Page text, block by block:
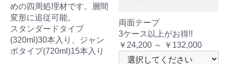
めの四周処理材です。層間
変形に追従可能。
スタンダードタイプ
(320ml)30本入り、ジャン
ボタイプ(720ml)15本入り
両面テープ
3ケース以上がお得!!
￥24,200 ～ ￥132,000